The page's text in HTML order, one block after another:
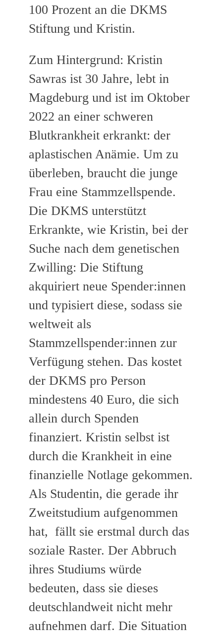
100 Prozent an die DKMS
Stiftung und Kristin.
Zum Hintergrund: Kristin
Sawras ist 30 Jahre, lebt in
Magdeburg und ist im Oktober
2022 an einer schweren
Blutkrankheit erkrankt: der
aplastischen Anämie. Um zu
überleben, braucht die junge
Frau eine Stammzellspende.
Die DKMS unterstützt
Erkrankte, wie Kristin, bei der
Suche nach dem genetischen
Zwilling: Die Stiftung
akquiriert neue Spender:innen
und typisiert diese, sodass sie
weltweit als
Stammzellspender:innen zur
Verfügung stehen. Das kostet
der DKMS pro Person
mindestens 40 Euro, die sich
allein durch Spenden
finanziert. Kristin selbst ist
durch die Krankheit in eine
finanzielle Notlage gekommen.
Als Studentin, die gerade ihr
Zweitstudium aufgenommen
hat, fällt sie erstmal durch das
soziale Raster. Der Abbruch
ihres Studiums würde
bedeuten, dass sie dieses
deutschlandweit nicht mehr
aufnehmen darf. Die Situation